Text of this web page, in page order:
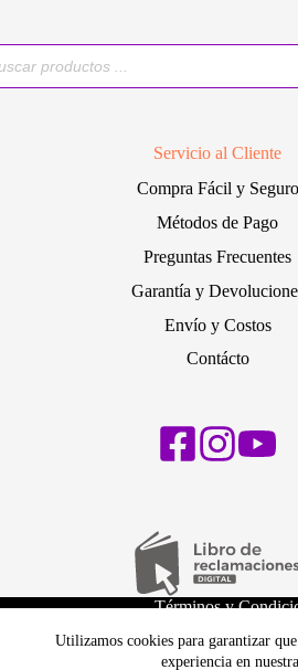
Utilizamos cookies para garantizar
experiencia en
Servicio al Cliente
Compra Fácil y Seguro
Métodos de Pago
Preguntas Frecuentes
Garantía y
Envío y Costos
Contácto
Términos y
Política de cambios y